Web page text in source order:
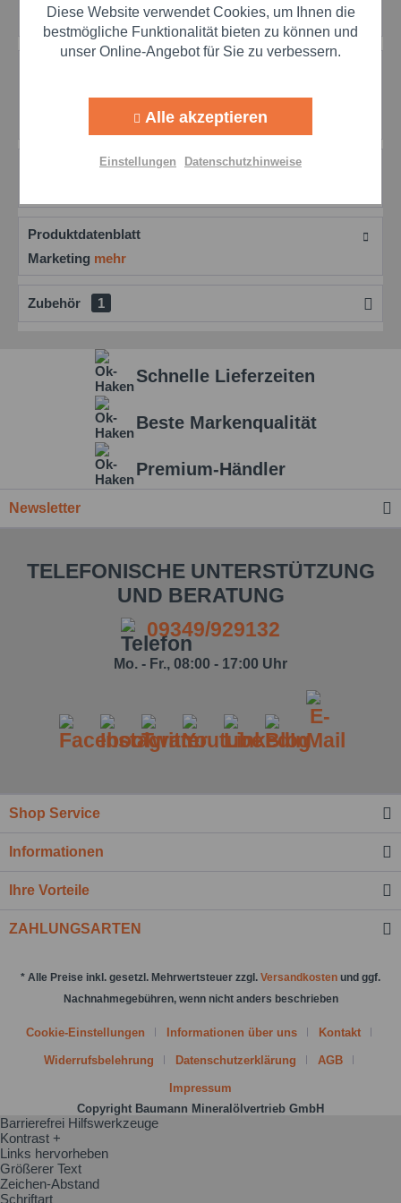
Ich habe die Datenschutzbestimmungzur
Kenntnis genommen.*
Nachricht senden
Artikel-Nr.: fra3863567
Bewertungen
0
Produktdatenblatt
Marketing mehr
Zubehör 1
Schnelle Lieferzeiten
Beste Markenqualität
Premium-Händler
Newsletter
TELEFONISCHE UNTERSTÜTZUNG
UND BERATUNG
09349/929132
Mo. - Fr., 08:00 - 17:00 Uhr
Shop Service
Informationen
Ihre Vorteile
ZAHLUNGSARTEN
* Alle Preise inkl. gesetzl. Mehrwertsteuer zzgl. Versandkosten und ggf.
Nachnahmegebühren, wenn nicht anders beschrieben
Cookie-Einstellungen Informationen über uns Kontakt
Widerrufsbelehrung Datenschutzerklärung AGB
Impressum
Copyright Baumann Mineralölvertrieb GmbH
Marketing Aktiv
Personalisierung Aktiv
Diese Website verwendet Cookies, um Ihnen die
bestmögliche Funktionalität bieten zu können und
unser Online-Angebot für Sie zu verbessern.
Alle akzeptieren
Einstellungen Datenschutzhinweise
Barrierefrei Hilfswerkzeuge
Kontrast +
Links hervorheben
Größerer Text
Zeichen-Abstand
Schriftart